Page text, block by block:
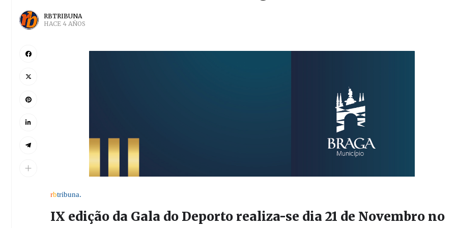
RBTRIBUNA
HACE 4 AÑOS
rbtribuna.
IX edição da Gala do Deporto realiza-se dia 21 de Novembro no